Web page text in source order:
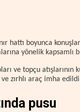
hattı boyunca
yönelik kapsamlı
ve topçu atışlarının
zırhlı araç imha
pusu